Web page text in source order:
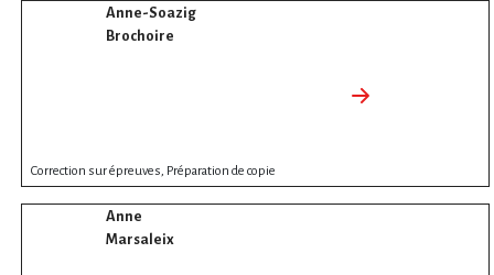
Anne-Soazig
Brochoire
Correction sur épreuves, Préparation de copie
Anne
Marsaleix